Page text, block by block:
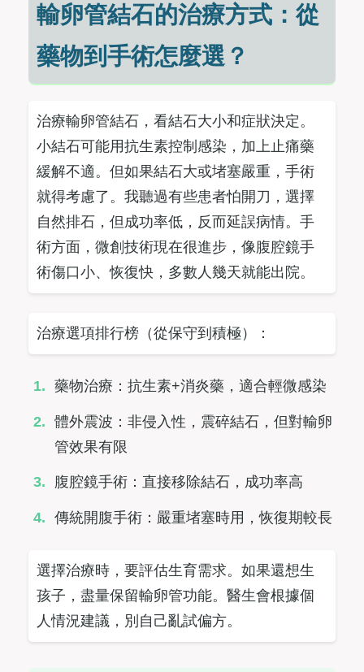
輸卵管結石的治療方式：從
藥物到手術怎麼選？
治療輸卵管結石，看結石大小和症狀決定。
小結石可能用抗生素控制感染，加上止痛藥
緩解不適。但如果結石大或堵塞嚴重，手術
就得考慮了。我聽過有些患者怕開刀，選擇
自然排石，但成功率低，反而延誤病情。手
術方面，微創技術現在很進步，像腹腔鏡手
術傷口小、恢復快，多數人幾天就能出院。
治療選項排行榜（從保守到積極）：
藥物治療：抗生素+消炎藥，適合輕微感染
體外震波：非侵入性，震碎結石，但對輸卵
管效果有限
腹腔鏡手術：直接移除結石，成功率高
傳統開腹手術：嚴重堵塞時用，恢復期較長
選擇治療時，要評估生育需求。如果還想生
孩子，盡量保留輸卵管功能。醫生會根據個
人情況建議，別自己亂試偏方。